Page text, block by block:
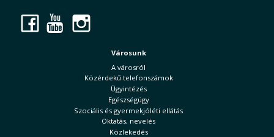
Facebook
YouTube
Városunk
A városról
Közérdekű telefonszámok
Ügyintézés
Egészségügy
Szociális és gyermekjóléti ellátás
Oktatás, nevelés
Közlekedés